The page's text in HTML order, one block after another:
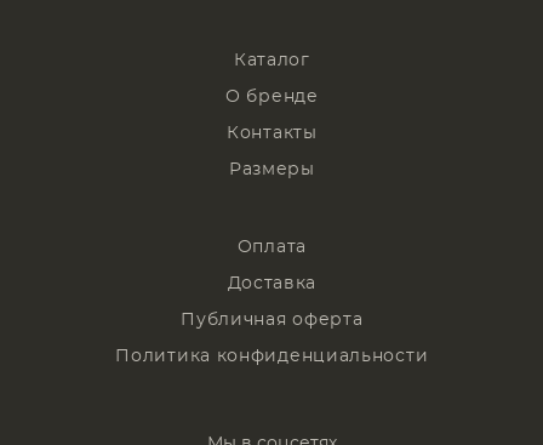
Каталог
О бренде
Контакты
Размеры
Оплата
Доставка
Публичная оферта
Политика конфиденциальности